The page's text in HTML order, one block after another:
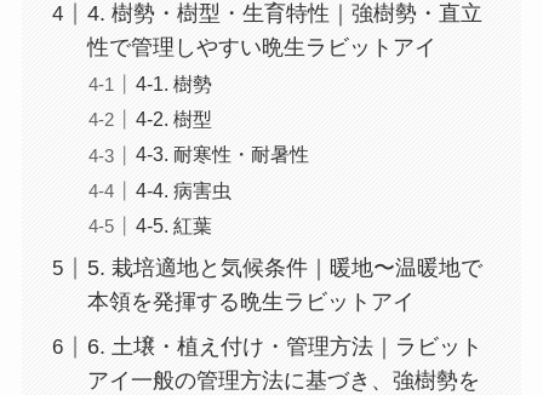
4. 樹勢・樹型・生育特性｜強樹勢・直立
性で管理しやすい晩生ラビットアイ
4-1. 樹勢
4-2. 樹型
4-3. 耐寒性・耐暑性
4-4. 病害虫
4-5. 紅葉
5. 栽培適地と気候条件｜暖地〜温暖地で
本領を発揮する晩生ラビットアイ
6. 土壌・植え付け・管理方法｜ラビット
アイ一般の管理方法に基づき、強樹勢を